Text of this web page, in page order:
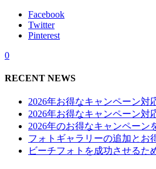
Facebook
Twitter
Pinterest
0
RECENT NEWS
2026年お得なキャンペーン対
2026年お得なキャンペーン対
2026年のお得なキャンペーン
フォトギャラリーの追加とお
ビーチフォトを成功させるた